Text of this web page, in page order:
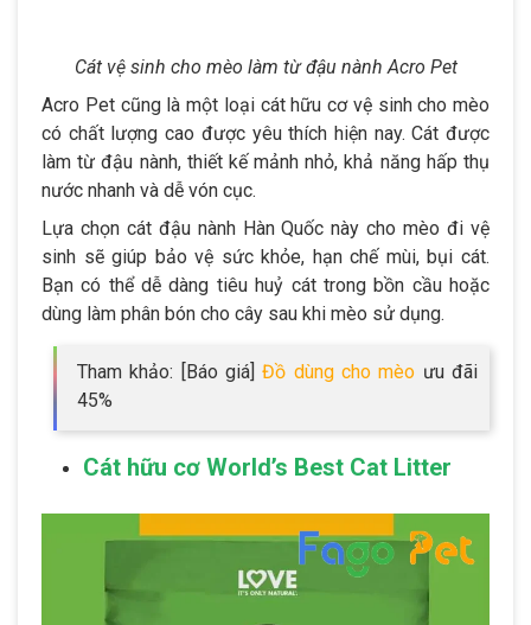
Cát vệ sinh cho mèo làm từ đậu nành Acro Pet
Acro Pet cũng là một loại cát hữu cơ vệ sinh cho mèo
có chất lượng cao được yêu thích hiện nay. Cát được
làm từ đậu nành, thiết kế mảnh nhỏ, khả năng hấp thụ
nước nhanh và dễ vón cục.
Lựa chọn cát đậu nành Hàn Quốc này cho mèo đi vệ
sinh sẽ giúp bảo vệ sức khỏe, hạn chế mùi, bụi cát.
Bạn có thể dễ dàng tiêu huỷ cát trong bồn cầu hoặc
dùng làm phân bón cho cây sau khi mèo sử dụng.
Tham khảo: [Báo giá]Đồ dùng cho mèo ưu đãi
45%
Cát hữu cơ World’s Best Cat Litter